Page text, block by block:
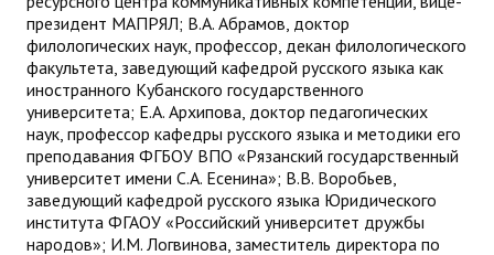
президент МАПРЯЛ; В.А. Абрамов, доктор
филологических наук, профессор, декан филологического
факультета, заведующий кафедрой русского языка как
иностранного Кубанского государственного
университета; Е.А. Архипова, доктор педагогических
наук, профессор кафедры русского языка и методики его
преподавания ФГБОУ ВПО «Рязанский государственный
университет имени С.А. Есенина»; В.В. Воробьев,
заведующий кафедрой русского языка Юридического
института ФГАОУ «Российский университет дружбы
народов»; И.М. Логвинова, заместитель директора по